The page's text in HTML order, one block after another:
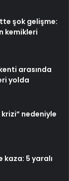
şok gelişme:
kemikleri
arasında
yolda
nedeniyle
kaza: 5 yaralı